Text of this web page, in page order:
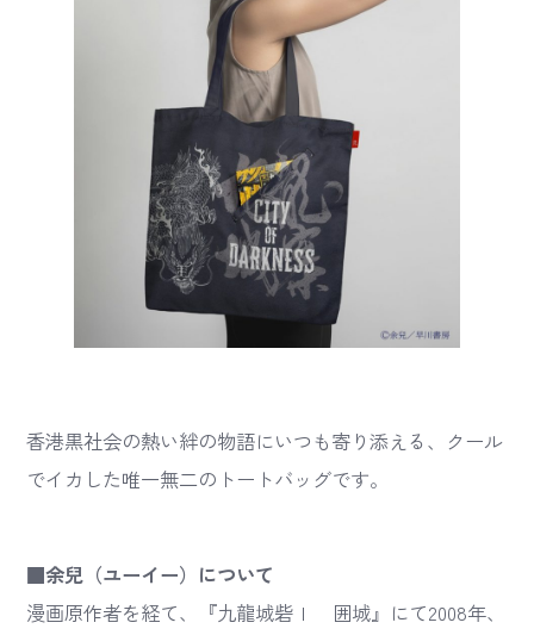
香港黒社会の熱い絆の物語にいつも寄り添える、クール
でイカした唯一無二のトートバッグです。
■余兒（ユーイー）について
漫画原作者を経て、『九龍城砦Ⅰ 囲城』にて2008年、